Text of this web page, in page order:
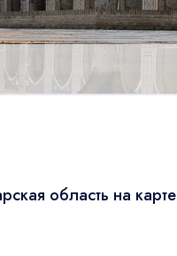
область на карте